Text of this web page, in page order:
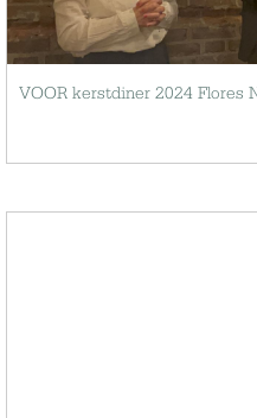
VOOR kerstdiner 2024 Flores